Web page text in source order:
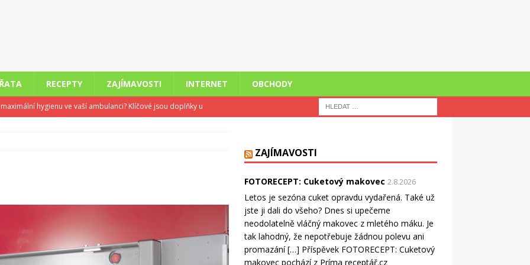
RECEPTY ZAJÍMAVOSTI INTERNET OBCHODY
maximální hygienu ve vaší ambulanci? Klíčové jsou doplňky u
v pohodě: Klimatizace pro příjemné ochlazení domácnosti
staršího bytu versus koupě novostavby: Co se dnes více
ZAJÍMAVOSTI
FOTORECEPT: Cuketový makovec 2.8.2026
Letos je sezóna cuket opravdu vydařená. Také už
jste ji dali do všeho? Dnes si upečeme
neodolatelně vláčný makovec z mletého máku. Je
tak lahodný, že nepotřebuje žádnou polevu ani
promazání […] Příspěvek FOTORECEPT: Cuketový
makovec pochází z Príma receptář.cz